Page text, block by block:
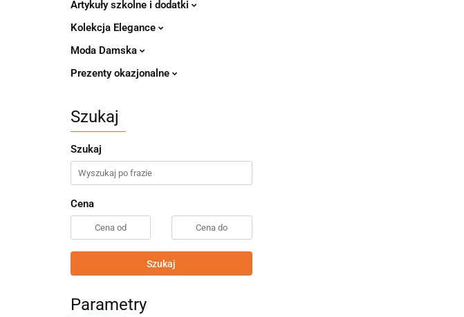
Artykuły szkolne i dodatki
Kolekcja Elegance
Moda Damska
Prezenty okazjonalne
Szukaj
Szukaj
Cena
Szukaj
Parametry